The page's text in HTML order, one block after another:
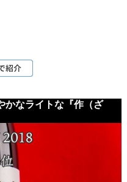
なライトな『作（ざ